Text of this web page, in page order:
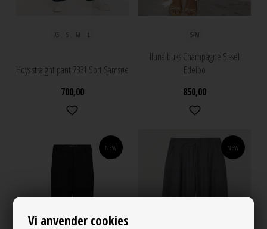
Vi anvender cookies
XS S M L
Hoys straight pant 7331 Sort Samsøe
700,00
S/M
Iluna buks Champagne Sissel
Edelbo
850,00
NEW NEW